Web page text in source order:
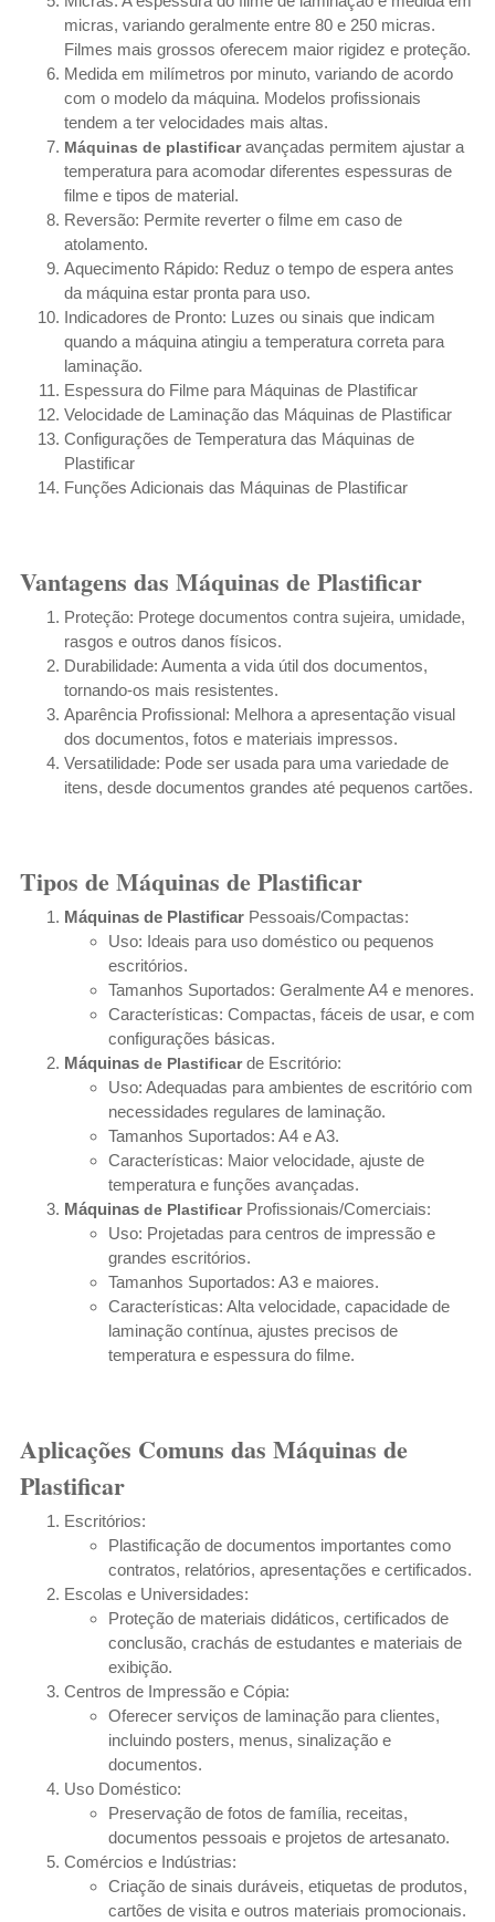
micras, variando geralmente entre 80 e 250 micras.
Filmes mais grossos oferecem maior rigidez e proteção.
Medida em milímetros por minuto, variando de acordo
com o modelo da máquina. Modelos profissionais
tendem a ter velocidades mais altas.
Máquinas de plastificar avançadas permitem ajustar a
temperatura para acomodar diferentes espessuras de
filme e tipos de material.
Reversão: Permite reverter o filme em caso de
atolamento.
Aquecimento Rápido: Reduz o tempo de espera antes
da máquina estar pronta para uso.
Indicadores de Pronto: Luzes ou sinais que indicam
quando a máquina atingiu a temperatura correta para
laminação.
Espessura do Filme para Máquinas de Plastificar
Velocidade de Laminação das Máquinas de Plastificar
Configurações de Temperatura das Máquinas de
Plastificar
Funções Adicionais das Máquinas de Plastificar
Vantagens das Máquinas de Plastificar
Proteção: Protege documentos contra sujeira, umidade,
rasgos e outros danos físicos.
Durabilidade: Aumenta a vida útil dos documentos,
tornando-os mais resistentes.
Aparência Profissional: Melhora a apresentação visual
dos documentos, fotos e materiais impressos.
Versatilidade: Pode ser usada para uma variedade de
itens, desde documentos grandes até pequenos cartões.
Tipos de Máquinas de Plastificar
Máquinas de PlastificarPessoais/Compactas:
Uso: Ideais para uso doméstico ou pequenos
escritórios.
Tamanhos Suportados: Geralmente A4 e menores.
Características: Compactas, fáceis de usar, e com
configurações básicas.
Máquinas de Plastificarde Escritório:
Uso: Adequadas para ambientes de escritório com
necessidades regulares de laminação.
Tamanhos Suportados: A4 e A3.
Características: Maior velocidade, ajuste de
temperatura e funções avançadas.
Máquinas de Plastificar Profissionais/Comerciais:
Uso: Projetadas para centros de impressão e
grandes escritórios.
Tamanhos Suportados: A3 e maiores.
Características: Alta velocidade, capacidade de
laminação contínua, ajustes precisos de
temperatura e espessura do filme.
Aplicações Comuns das Máquinas de
Plastificar
Escritórios:
Plastificação de documentos importantes como
contratos, relatórios, apresentações e certificados.
Escolas e Universidades:
Proteção de materiais didáticos, certificados de
conclusão, crachás de estudantes e materiais de
exibição.
Centros de Impressão e Cópia:
Oferecer serviços de laminação para clientes,
incluindo posters, menus, sinalização e
documentos.
Uso Doméstico:
Preservação de fotos de família, receitas,
documentos pessoais e projetos de artesanato.
Comércios e Indústrias:
Criação de sinais duráveis, etiquetas de produtos,
cartões de visita e outros materiais promocionais.